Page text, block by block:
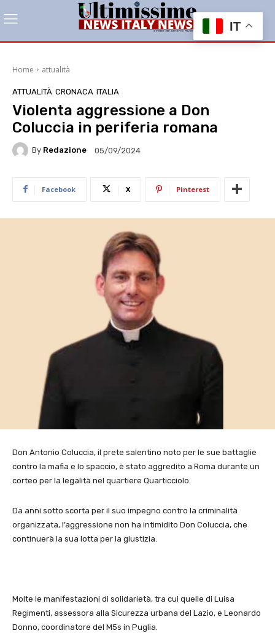
Home attualità
ATTUALITÀ CRONACA ITALIA
Violenta aggressione a Don
Coluccia in periferia romana
By Redazione 05/09/2024
Facebook X Pinterest
Don Antonio Coluccia, il prete salentino noto per le sue battaglie
contro la mafia e lo spaccio, è stato aggredito a Roma durante un
corteo per la legalità nel quartiere Quarticciolo.
Da anni sotto scorta per il suo impegno contro la criminalità
organizzata, l’aggressione non ha intimidito Don Coluccia, che
continuerà la sua lotta per la giustizia.
Molte le manifestazioni di solidarietà, tra cui quelle di Luisa
Regimenti, assessora alla Sicurezza urbana del Lazio, e Leonardo
Donno, coordinatore del M5s in Puglia.
IT